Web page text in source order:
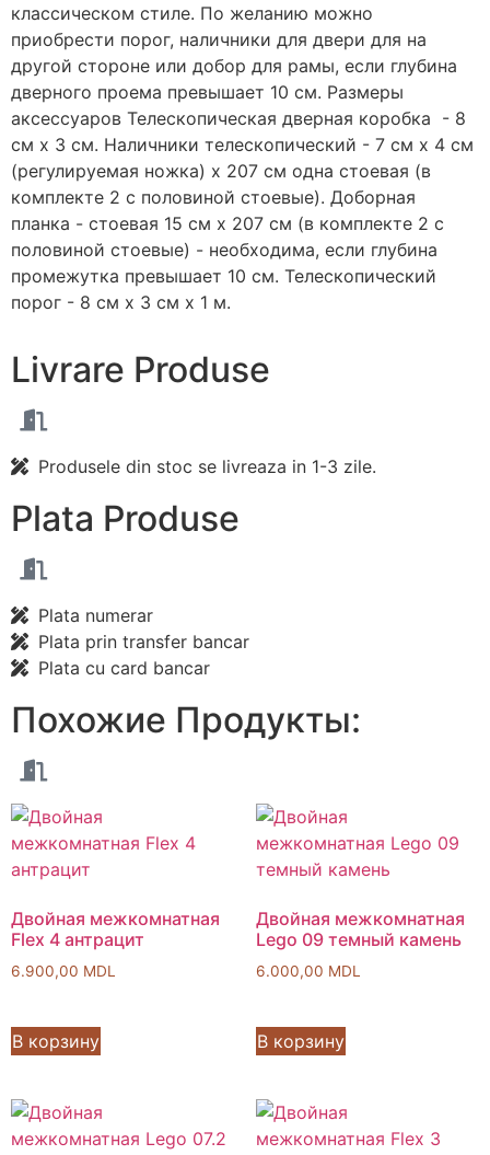
классическом стиле. По желанию можно
приобрести порог, наличники для двери для на
другой стороне или добор для рамы, если глубина
дверного проема превышает 10 см. Размеры
аксессуаров Телескопическая дверная коробка - 8
см х 3 см. Hаличники телескопический - 7 см х 4 см
(регулируемая ножка) х 207 см одна стоевая (в
комплекте 2 с половиной стоевыe). Доборная
планка - стоевая 15 см х 207 см (в комплекте 2 с
половиной стоевыe) - необходима, если глубина
промежутка превышает 10 см. Телескопический
порог - 8 см х 3 см х 1 м.
Plata Produse
Plata numerar
Plata prin transfer bancar
Plata cu card bancar
Livrare Produse
Produsele din stoc se livreaza in 1-3 zile.
Похожие Продукты:
Двойная межкомнатная
Flex 4 антрацит
6.900,00 MDL
В корзину
Двойная межкомнатная
Lego 09 темный камень
6.000,00 MDL
В корзину